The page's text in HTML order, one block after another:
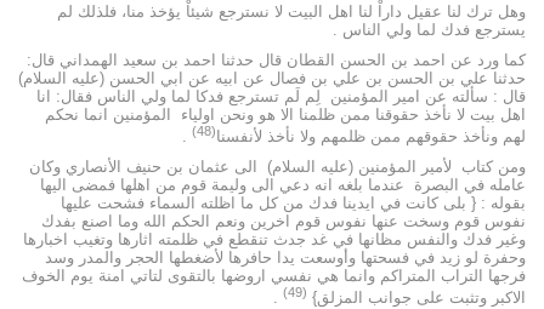
وهل ترك لنا عقيل داراْ لنا اهل البيت لا نسترجع شيئاْ يؤخذ منا، فلذلك لم
يسترجع فدك لما ولي الناس .
كما ورد عن احمد بن الحسن القطان قال حدثنا احمد بن سعيد الهمداني قال:
حدثنا علي بن الحسن بن علي بن فصال عن ابيه عن ابي الحسن (عليه السلام)
قال : سألته عن امير المؤمنين لِم لَم تسترجع فدكا لما ولي الناس فقال: انا
اهل بيت لا نأخذ حقوقنا ممن ظلمنا الا هو ونحن اولياء المؤمنين انما نحكم
لهم ونأخذ حقوقهم ممن ظلمهم ولا نأخذ لأنفسنا(48)
.
ومن كتاب لأمير المؤمنين (عليه السلام) الى عثمان بن حنيف الأنصاري وكان
عامله في البصرة عندما بلغه انه دعي الى وليمة قوم من اهلها فمضى اليها
بقوله : { بلى كانت في ايدينا فدك من كل ما اظلته السماء فشحت عليها
نفوس قوم وسخت عنها نفوس قوم اخرين ونعم الحكم الله وما اصنع بفدك
وغير فدك والنفس مظانها في غد جدث تنقطع في ظلمته اثارها وتغيب اخبارها
وحفرة لو زيد في فسحتها وأوسعت يدا حافرها لأضغطها الحجر والمدر وسد
فرجها التراب المتراكم وانما هي نفسي اروضها بالتقوى لتاتي امنة يوم الخوف
الاكبر وتثبت على جوانب المزلق} (49)
.